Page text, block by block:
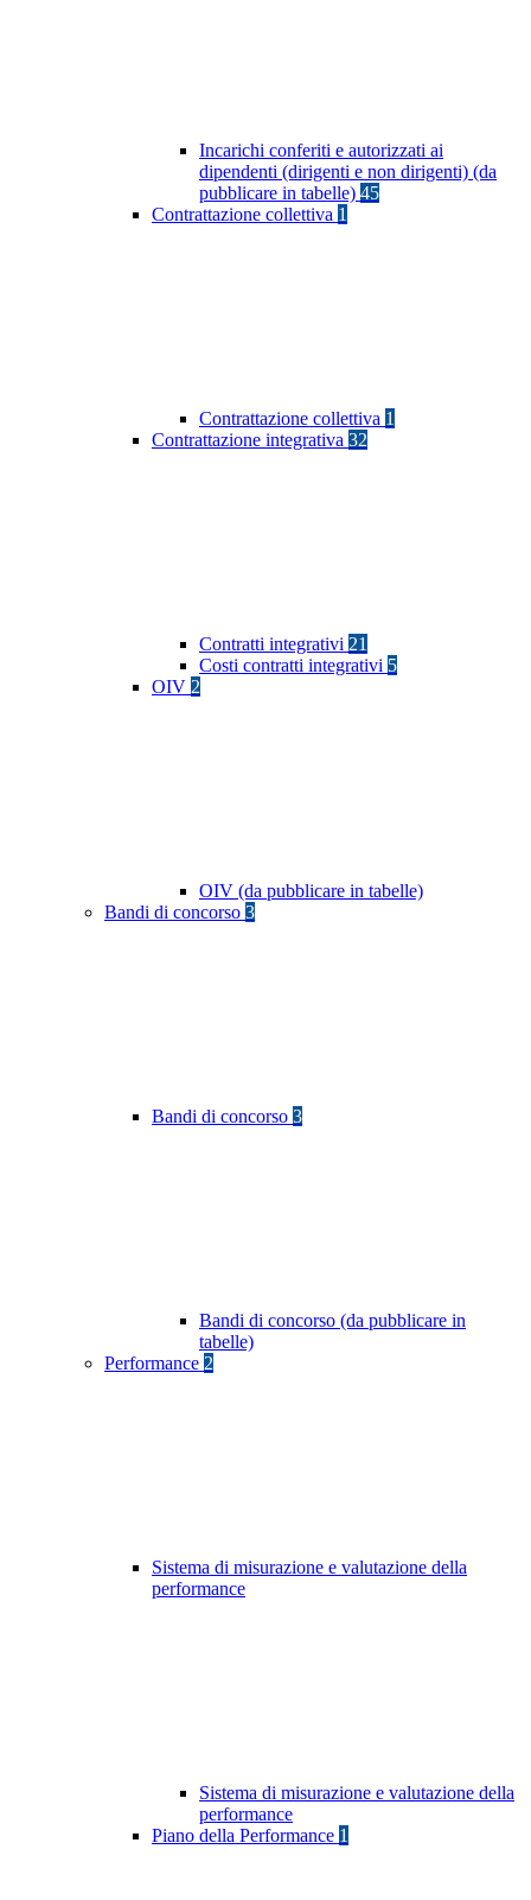
Incarichi conferiti e autorizzati ai
dipendenti (dirigenti e non dirigenti) (da
pubblicare in tabelle) 45
Contrattazione collettiva 1
Contrattazione collettiva 1
Contrattazione integrativa 32
Contratti integrativi 21
Costi contratti integrativi 5
OIV 2
OIV (da pubblicare in tabelle)
Bandi di concorso 3
Bandi di concorso 3
Bandi di concorso (da pubblicare in
tabelle)
Performance 2
Sistema di misurazione e valutazione della
performance
Sistema di misurazione e valutazione della
performance
Piano della Performance 1